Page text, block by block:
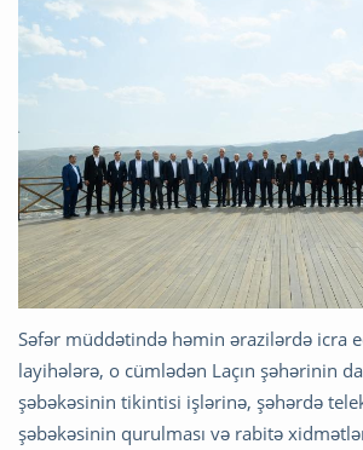
Səfər müddətində həmin ərazilərdə icra
layihələrə, o cümlədən Laçın şəhərinin
şəbəkəsinin tikintisi işlərinə, şəhərdə
şəbəkəsinin qurulması və rabitə